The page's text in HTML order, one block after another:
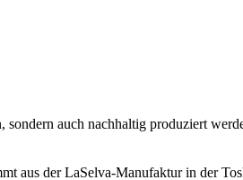
sondern auch nachhaltig produziert
aus der LaSelva-Manufaktur in der